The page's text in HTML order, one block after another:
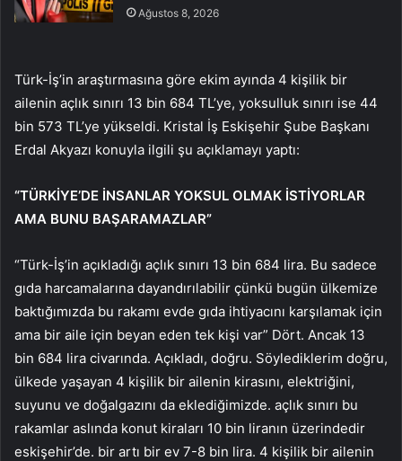
Ağustos 8, 2026
Türk-İş’in araştırmasına göre ekim ayında 4 kişilik bir
ailenin açlık sınırı 13 bin 684 TL’ye, yoksulluk sınırı ise 44
bin 573 TL’ye yükseldi. Kristal İş Eskişehir Şube Başkanı
Erdal Akyazı konuyla ilgili şu açıklamayı yaptı:
“TÜRKİYE’DE İNSANLAR YOKSUL OLMAK İSTİYORLAR
AMA BUNU BAŞARAMAZLAR”
“Türk-İş’in açıkladığı açlık sınırı 13 bin 684 lira. Bu sadece
gıda harcamalarına dayandırılabilir çünkü bugün ülkemize
baktığımızda bu rakamı evde gıda ihtiyacını karşılamak için
ama bir aile için beyan eden tek kişi var” Dört. Ancak 13
bin 684 lira civarında. Açıkladı, doğru. Söylediklerim doğru,
ülkede yaşayan 4 kişilik bir ailenin kirasını, elektriğini,
suyunu ve doğalgazını da eklediğimizde. açlık sınırı bu
rakamlar aslında konut kiraları 10 bin liranın üzerindedir
eskişehir’de. bir artı bir ev 7-8 bin lira. 4 kişilik bir ailenin